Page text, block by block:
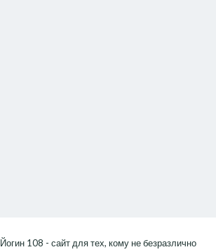
Йогин 108 - сайт для тех, кому не безразлично